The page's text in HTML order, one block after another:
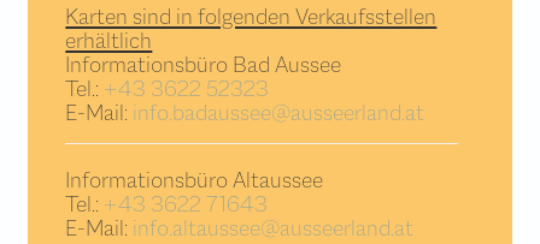
Karten sind in folgenden Verkaufsstellen
erhältlich
Informationsbüro Bad Aussee
Tel.: +43 3622 52323
E-Mail: info.badaussee@ausseerland.at
Informationsbüro Altaussee
Tel.: +43 3622 71643
E-Mail: info.altaussee@ausseerland.at